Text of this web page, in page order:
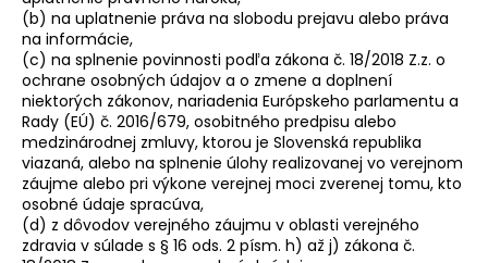
(b) na uplatnenie práva na slobodu prejavu alebo práva
na informácie,
(c) na splnenie povinnosti podľa zákona č. 18/2018 Z.z. o
ochrane osobných údajov a o zmene a doplnení
niektorých zákonov, nariadenia Európskeho parlamentu a
Rady (EÚ) č. 2016/679, osobitného predpisu alebo
medzinárodnej zmluvy, ktorou je Slovenská republika
viazaná, alebo na splnenie úlohy realizovanej vo verejnom
záujme alebo pri výkone verejnej moci zverenej tomu, kto
osobné údaje spracúva,
(d) z dôvodov verejného záujmu v oblasti verejného
zdravia v súlade s § 16 ods. 2 písm. h) až j) zákona č.